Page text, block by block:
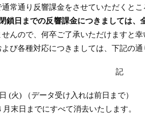
常通り反響課金をさせていただくと
鎖日までの反響課金につきましては
んので、何卒ご了承いただけますと幸
び各種対応につきましては、下記の通
記
(火) （データ受け入れは前日まで）
月末日までにすべて消去いたします。